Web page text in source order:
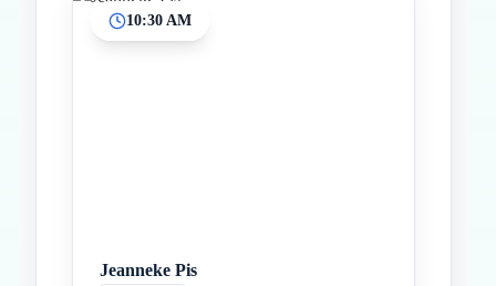
10:30 AM
Jeanneke Pis